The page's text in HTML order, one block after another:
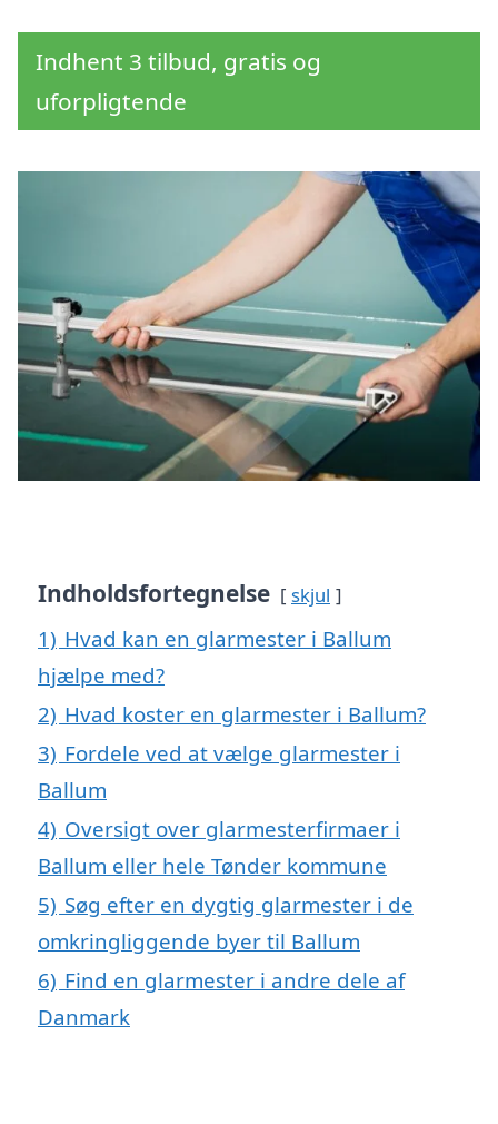
Indhent 3 tilbud, gratis og
uforpligtende
Indholdsfortegnelse skjul
1) Hvad kan en glarmester i Ballum
hjælpe med?
2) Hvad koster en glarmester i Ballum?
3) Fordele ved at vælge glarmester i
Ballum
4) Oversigt over glarmesterfirmaer i
Ballum eller hele Tønder kommune
5) Søg efter en dygtig glarmester i de
omkringliggende byer til Ballum
6) Find en glarmester i andre dele af
Danmark